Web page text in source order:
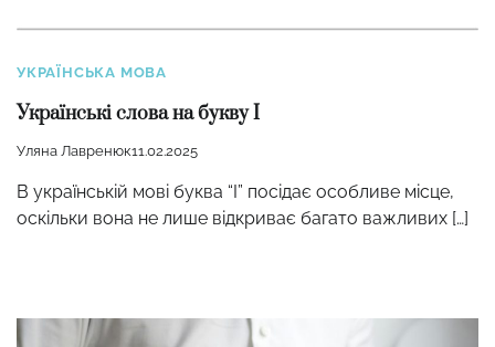
УКРАЇНСЬКА МОВА
Українські слова на букву І
Уляна Лавренюк11.02.2025
В українській мові буква “І” посідає особливе місце,
оскільки вона не лише відкриває багато важливих […]